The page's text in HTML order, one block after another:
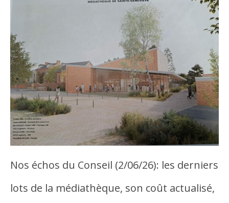
Nos échos du Conseil (2/06/26): les derniers
lots de la médiathèque, son coût actualisé,